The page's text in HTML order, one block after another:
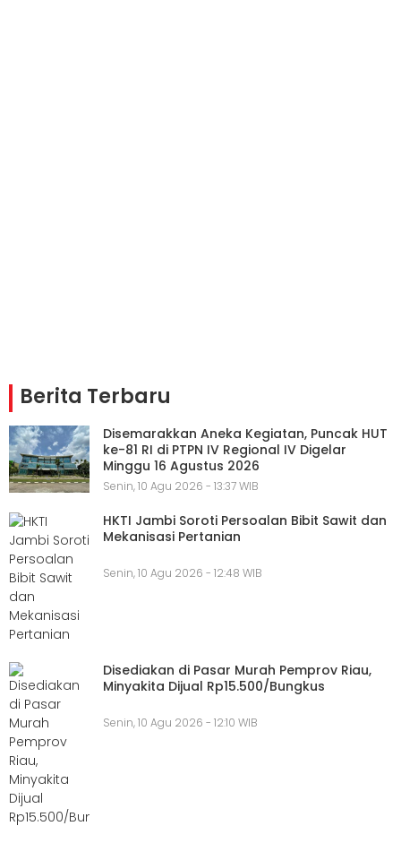
Berita Terbaru
Disemarakkan Aneka Kegiatan, Puncak HUT
ke-81 RI di PTPN IV Regional IV Digelar
Minggu 16 Agustus 2026
Senin, 10 Agu 2026 - 13:37 WIB
HKTI Jambi Soroti Persoalan Bibit Sawit dan
Mekanisasi Pertanian
Senin, 10 Agu 2026 - 12:48 WIB
Disediakan di Pasar Murah Pemprov Riau,
Minyakita Dijual Rp15.500/Bungkus
Senin, 10 Agu 2026 - 12:10 WIB